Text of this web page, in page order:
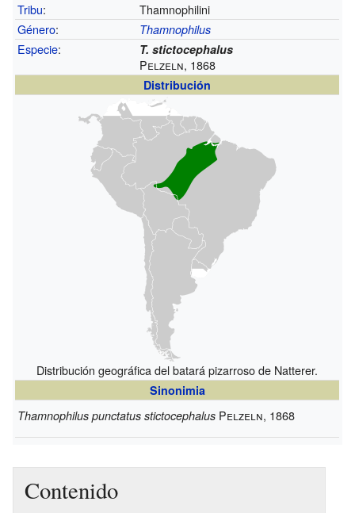
Tribu:
Thamnophilini
Género: Thamnophilus
Especie: T. stictocephalus
Pelzeln, 1868
Distribución
Distribución geográfica del batará pizarroso de Natterer.
Sinonimia
Thamnophilus punctatus stictocephalus Pelzeln, 1868
Contenido